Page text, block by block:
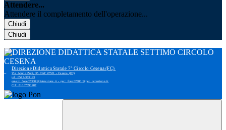
Attendere...
Attendere il completamento dell'operazione...
Chiudi
Chiudi
Direzione Didattica Statale 7° Circolo Cesena (FC)
Via Adone Zoli, 35 CAP 47521 - Cesena (FC)
tel: 0547-383193
email: foee02300r@istruzione.it - pec: foee02300r@pec.istruzione.it
C.F. 81007690407